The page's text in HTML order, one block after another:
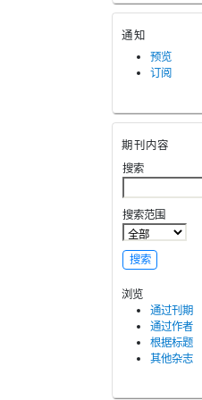
通知
预览
订阅
期刊内容
搜索
搜索范围
浏览
通过刊期
通过作者
根据标题
其他杂志